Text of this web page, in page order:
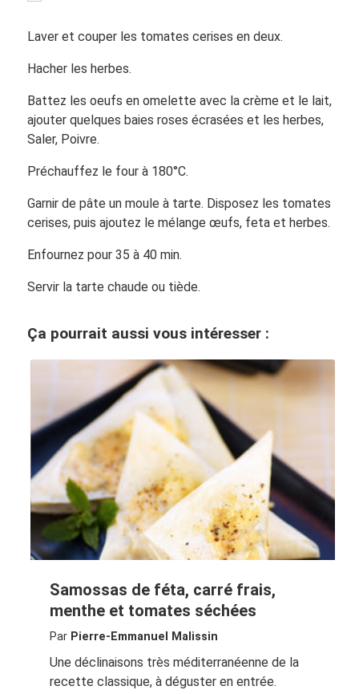
Laver et couper les tomates cerises en deux.
Hacher les herbes.
Battez les oeufs en omelette avec la crème et le lait,
ajouter quelques baies roses écrasées et les herbes,
Saler, Poivre.
Préchauffez le four à 180°C.
Garnir de pâte un moule à tarte. Disposez les tomates
cerises, puis ajoutez le mélange œufs, feta et herbes.
Enfournez pour 35 à 40 min.
Servir la tarte chaude ou tiède.
Ça pourrait aussi vous intéresser :
Samossas de féta, carré frais,
menthe et tomates séchées
Par Pierre-Emmanuel Malissin
Une déclinaisons très méditerranéenne de la
recette classique, à déguster en entrée.